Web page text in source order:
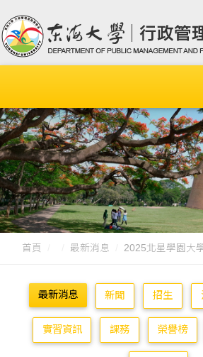
首頁 最新消息 2025北星學園大
最新消息 新聞 招生
實習資訊 課務 榮譽榜